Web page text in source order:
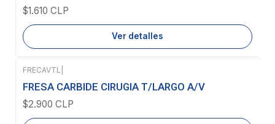
$1.610 CLP
Ver detalles
Agotado
FRECAVTL
FRESA CARBIDE CIRUGIA T/LARGO A/V
$2.900 CLP